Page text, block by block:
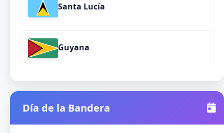
Santa Lucía
Guyana
Día de la Bandera